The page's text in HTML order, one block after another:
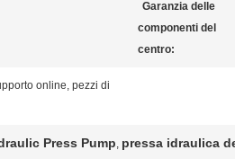
Garanzia delle
componenti del
centro:
online, pezzi di
Press Pump, pressa idraulica